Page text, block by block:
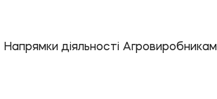
Напрямки діяльності Агровиробникам